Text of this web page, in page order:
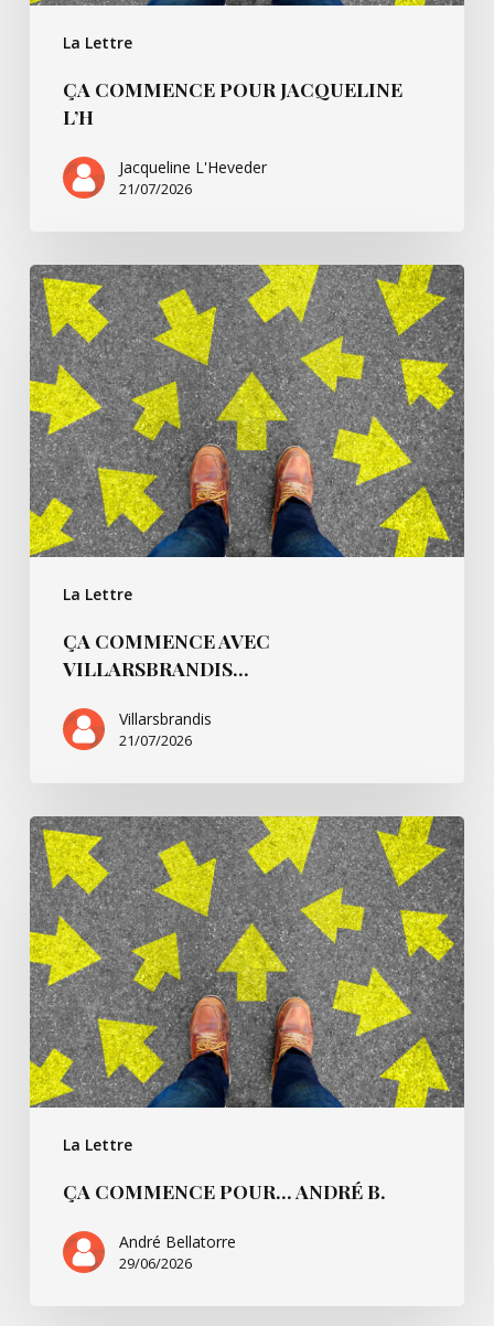
La Lettre
ÇA COMMENCE POUR JACQUELINE
L’H
Jacqueline L'Heveder
21/07/2026
La Lettre
Ça
commence
avec
Villarsbrandis…
ÇA COMMENCE AVEC
VILLARSBRANDIS…
Villarsbrandis
21/07/2026
La Lettre
Ça
commence
pour…
André
B.
ÇA COMMENCE POUR… ANDRÉ B.
André Bellatorre
29/06/2026